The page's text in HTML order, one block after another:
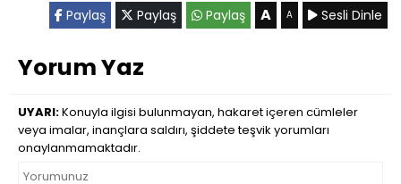
Paylaş Paylaş Paylaş A A Sesli Dinle
Yorum Yaz
UYARI:Konuyla ilgisi bulunmayan, hakaret içeren cümleler
veya imalar, inançlara saldırı, şiddete teşvik yorumları
onaylanmamaktadır.